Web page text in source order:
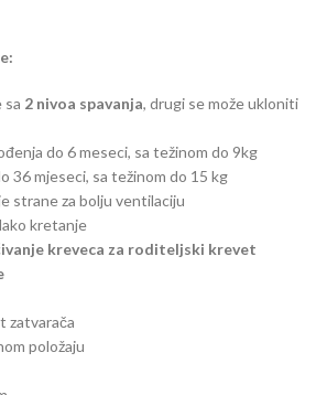
sa 2 nivoa spavanja, drugi se može ukloniti
do 6 meseci, sa težinom do 9kg
36 mjeseci, sa težinom do 15 kg
strane za bolju ventilaciju
kretanje
kreveca za roditeljski krevet
zatvarača
položaju